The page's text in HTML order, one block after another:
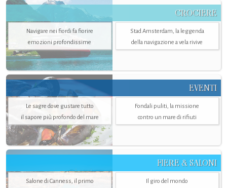
CROCIERE
Navigare nei fiordi fa fiorire
emozioni profondissime
Stad Amsterdam, la leggenda
della navigazione a vela rivive
EVENTI
Le sagre dove gustare tutto
il sapore più profondo del mare
Fondali puliti, la missione
contro un mare di rifiuti
FIERE & SALONI
Salone di Canness, il primo
Il giro del mondo